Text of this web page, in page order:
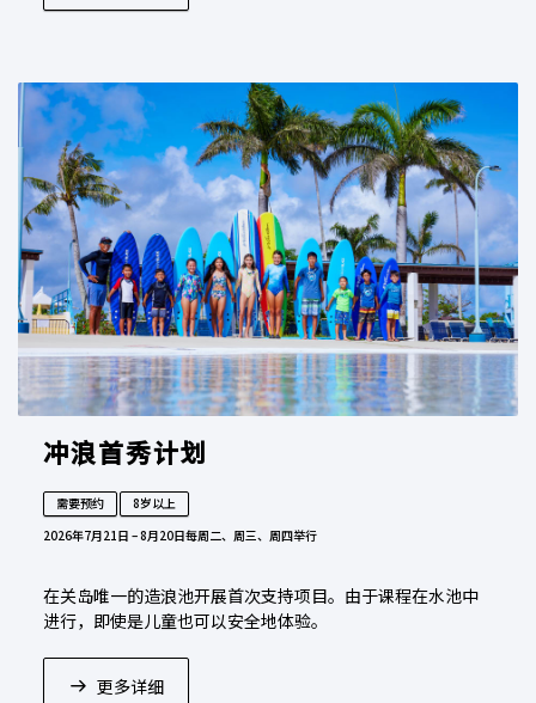
冲浪首秀计划
需要预约
8岁以上
2026年7月21日 – 8月20日每周二、周三、周四举行
在关岛唯一的造浪池开展首次支持项目。由于课程在水池中
进行，即使是儿童也可以安全地体验。
更多详细